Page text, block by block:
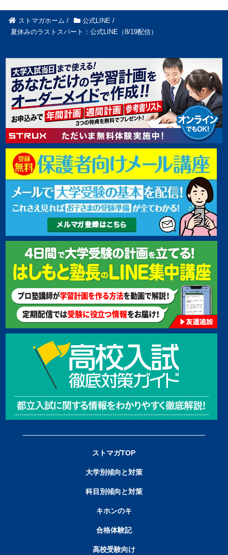
ストマガホーム / 公式LINE /
夏休みのラストスパート：公式LINE（8/19配信）
ストマガTOP
大学別傾向と対策
科目別傾向と対策
キホンのキ
合格体験記
高校受験向け